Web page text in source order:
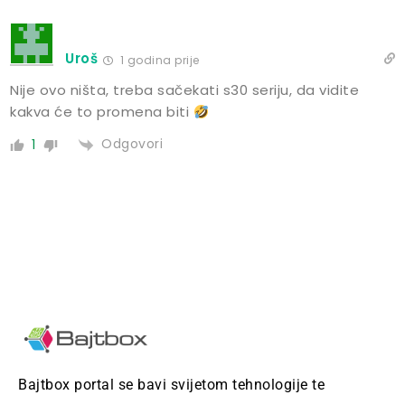
Uroš 1 godina prije
Nije ovo ništa, treba sačekati s30 seriju, da vidite
kakva će to promena biti
1 Odgovori
Bajtbox portal se bavi svijetom tehnologije te